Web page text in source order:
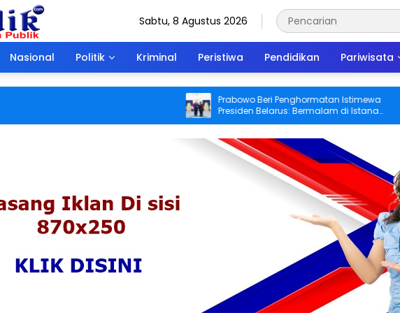
Sabtu, 8 Agustus 2026
Nasional Politik Kriminal Peristiwa Pendidikan Pariwisata
Prabowo Beri Penghormatan Istimewa
Presiden Belarus: Bermalam di Istana
Negara